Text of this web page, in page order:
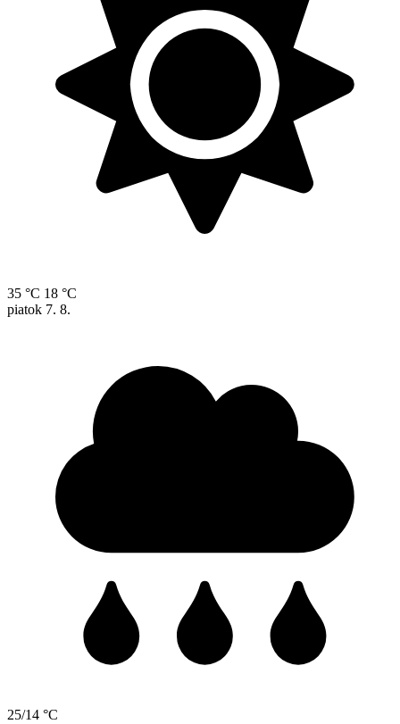
35 °C 18 °C
piatok 7. 8.
25/14 °C